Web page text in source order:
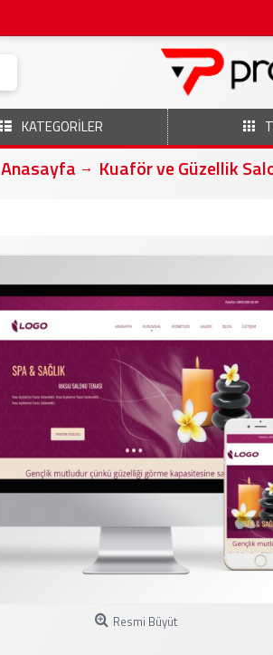
KATEGORİLER
Anasayfa Kuaför ve Güzellik
Resmi Büyüt